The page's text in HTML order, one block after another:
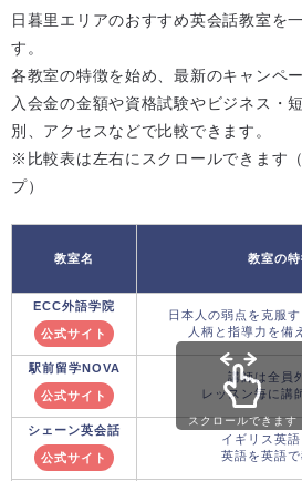
日暮里エリアのおすすめ英会話教室を
す。
各教室の特徴を始め、最新のキャンペ
入会金の金額や資格試験やビジネス・
別、アクセスなどで比較できます。
※比較表は左右にスクロールできます
プ）
教室名 教室の特
ECC外語学院
公式サイト
日本人の弱点を克服
人柄と指導力を備
駅前留学NOVA
公式サイト
講師は全員
レッスン毎に講
シェーン英会話
公式サイト
イギリス英
英語を英語で
スクロールできます